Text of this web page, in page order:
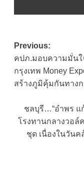
Post
Previous:
คปภ.มอบความมั่นใ
กรุงเทพ Money
สร้างภูมิคุ้มกันทาง
ชลบุรี…“อำพร แ
โรงทานกลางวอล์
ชุด เนื่องในวันค